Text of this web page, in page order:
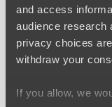
and access
audience research
privacy choices
withdraw your
If you allow, we
Настройки файлов
конфиденциальности
Поддержка:
adv@hawk.live© 2026
Sheridan, WY 82801,
Your Ad HereContact